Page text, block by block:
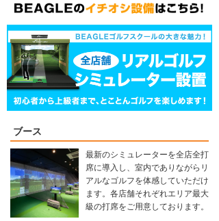
ブース
最新のシミュレーターを全店全打
席に導入し、室内でありながらリ
アルなゴルフを体感していただけ
ます。各店舗それぞれエリア最大
級の打席をご用意しております。